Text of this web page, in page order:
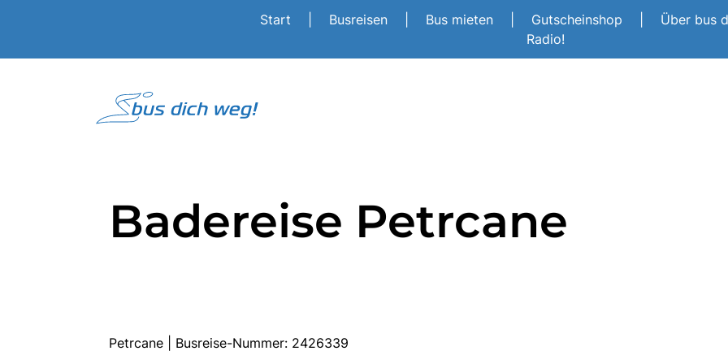
Start Busreisen Bus mieten Gutscheinshop Über bus
Radio!
Badereise Petrcane
Petrcane | Busreise-Nummer: 2426339